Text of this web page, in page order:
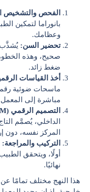
الفحص والتشخيص
بانوراما لتمكين
وعظامك.
تحضير السن: يُشذَّب
صحيح، وهذه
ضغط زائد.
أخذ القياسات
ماسحات ضوئية
مباشرة إلى
التصميم الرقمي (CAD/CAM):
الداخلي، يُصمَّم
المركز نفسه، دون
التركيب والمراجعة:
أولًا، ويتحقق
نهائيًا.
هذا النهج مختلف تمامًا